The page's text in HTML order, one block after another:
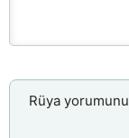
Rüya